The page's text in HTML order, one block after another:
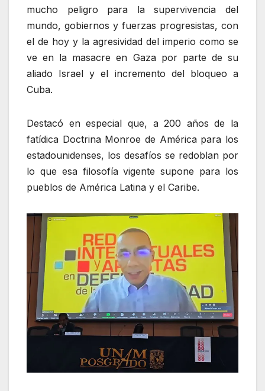
mucho peligro para la supervivencia del
mundo, gobiernos y fuerzas progresistas, con
el de hoy y la agresividad del imperio como se
ve en la masacre en Gaza por parte de su
aliado Israel y el incremento del bloqueo a
Cuba.
Destacó en especial que, a 200 años de la
fatídica Doctrina Monroe de América para los
estadounidenses, los desafíos se redoblan por
lo que esa filosofía vigente supone para los
pueblos de América Latina y el Caribe.